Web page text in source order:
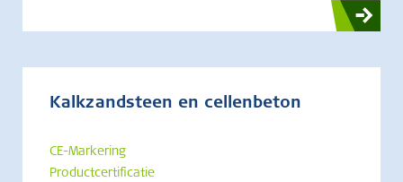
Kalkzandsteen en cellenbeton
CE-Markering
Productcertificatie